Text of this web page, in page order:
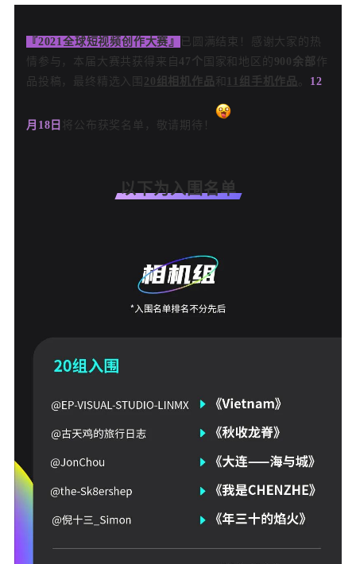
『2021全球短视频创作大赛』
已圆满结束！感谢大家的热
情参与，本届大赛共获得来自 47个 国家和地区的 900余部 作
品投稿，最终精选入围 20组相机作品 和 11组手机作品 12
月18日 将公布获奖名单，敬请期待！
以下为入围名单